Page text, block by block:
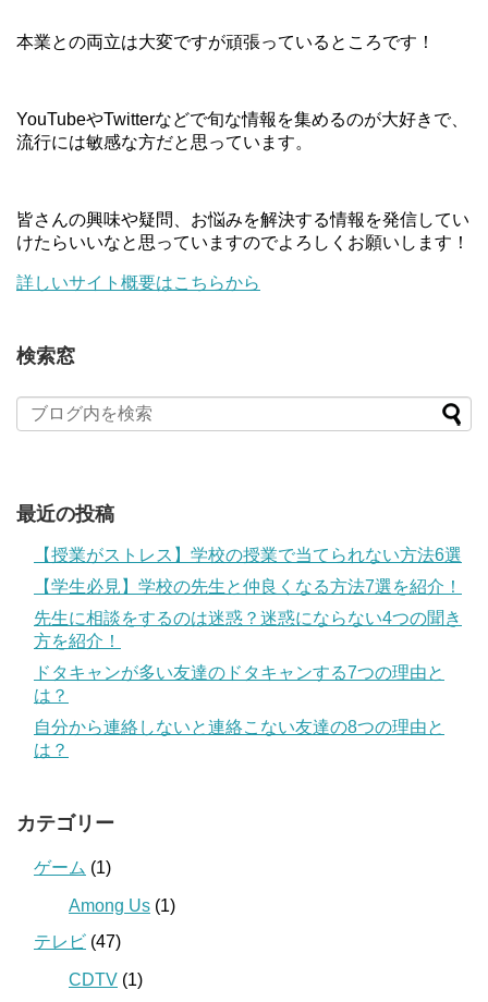
本業との両立は大変ですが頑張っているところです！
YouTubeやTwitterなどで旬な情報を集めるのが大好きで、
流行には敏感な方だと思っています。
皆さんの興味や疑問、お悩みを解決する情報を発信してい
けたらいいなと思っていますのでよろしくお願いします！
詳しいサイト概要はこちらから
検索窓
最近の投稿
【授業がストレス】学校の授業で当てられない方法6選
【学生必見】学校の先生と仲良くなる方法7選を紹介！
先生に相談をするのは迷惑？迷惑にならない4つの聞き
方を紹介！
ドタキャンが多い友達のドタキャンする7つの理由と
は？
自分から連絡しないと連絡こない友達の8つの理由と
は？
カテゴリー
ゲーム (1)
Among Us (1)
テレビ (47)
CDTV (1)